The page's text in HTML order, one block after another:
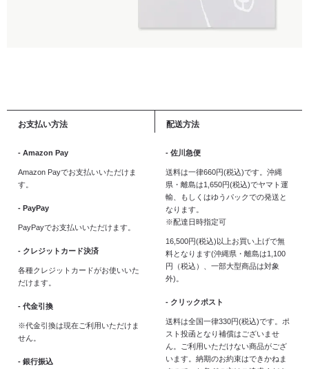
お支払い方法
- Amazon Pay
Amazon Payでお支払いいただけま
す。
- PayPay
PayPayでお支払いいただけます。
- クレジットカード決済
各種クレジットカードがお使いいた
だけます。
- 代金引換
※代金引換は現在ご利用いただけま
せん。
- 銀行振込
配送方法
- 佐川急便
送料は一律660円(税込)です。沖縄
県・離島は1,650円(税込)でヤマト運
輸、もしくはゆうパックでの発送と
なります。
※配達日時指定可
16,500円(税込)以上お買い上げで無
料となります(沖縄県・離島は1,100
円（税込）、一部大型商品は対象
外)。
- クリックポスト
送料は全国一律330円(税込)です。ポ
スト投函となり補償はございませ
ん。ご利用いただけない商品がござ
います。納期のお約束はできかねま